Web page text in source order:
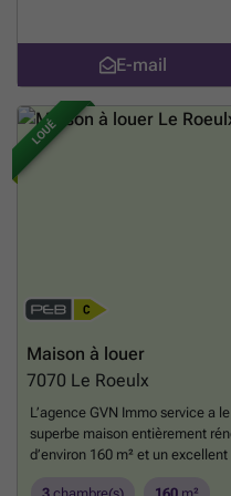
voiture. Confort : Chauffage
Garantie locative : 2 mois de
cette annonce sont données à
engagement contractuel. Les
sélectionner le candidat de leur
E-mail
LOUÉ
Maison à louer
7070 Le Roeulx
L’agence GVN Immo service a
superbe maison entièrement
d’environ 160 m² et un